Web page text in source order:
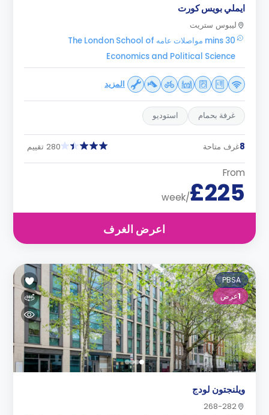
ايملي بويس كورت
ليبوس ستريت
30 mins مواصلات عامه The London School of
Economics and Political Science
المزيد
غرفة بحمام استوديو
8غرف متاحة 280 تقييم
From
£225
/week
اعرض الغرف
PBSA
1عرض
ويلنجتون لودج
268-282